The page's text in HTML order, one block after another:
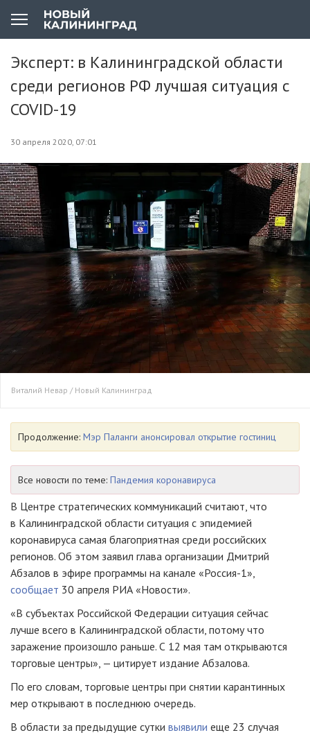
Эксперт: в Калининградской области
среди регионов РФ лучшая ситуация с
COVID-19
30 апреля 2020, 07:01
Виталий Невар / Новый Калининград
Продолжение: Мэр Паланги анонсировал открытие гостиниц
Все новости по теме: Пандемия коронавируса
В Центре стратегических коммуникаций считают, что
в Калининградской области ситуация с эпидемией
коронавируса самая благоприятная среди российских
регионов. Об этом заявил глава организации Дмитрий
Абзалов в эфире программы на канале «Россия-1»,
сообщает 30 апреля РИА «Новости».
«В субъектах Российской Федерации ситуация сейчас
лучше всего в Калининградской области, потому что
заражение произошло раньше. С 12 мая там открываются
торговые центры», — цитирует издание Абзалова.
По его словам, торговые центры при снятии карантинных
мер открывают в последнюю очередь.
В области за предыдущие сутки выявили еще 23 случая